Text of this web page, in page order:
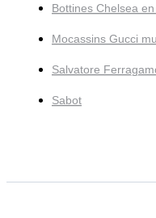
Bottines Chelsea
Mocassins Gucci
Salvatore
Sabot